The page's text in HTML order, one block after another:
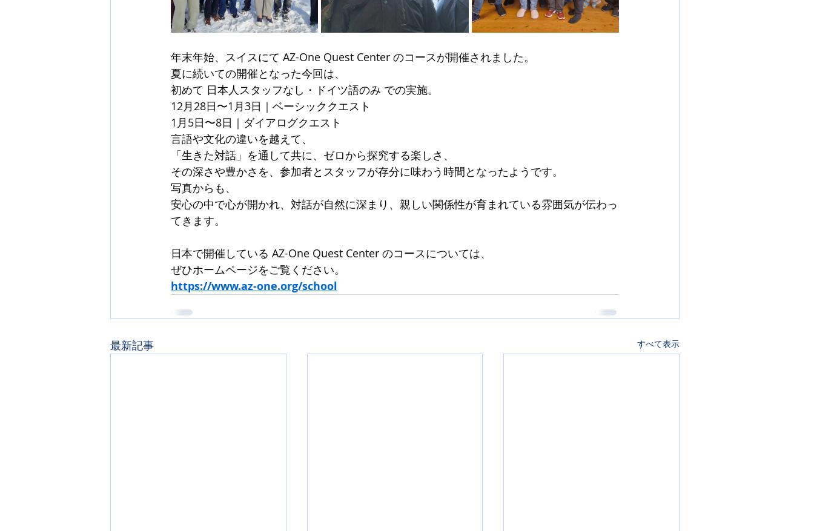
年末年始、スイスにて AZ-One Quest Center のコースが開催されました。
夏に続いての開催となった今回は、
初めて 日本人スタッフなし・ドイツ語のみ での実施。
12月28日〜1月3日｜ベーシッククエスト
1月5日〜8日｜ダイアログクエスト
言語や文化の違いを越えて、
「生きた対話」を通して共に、ゼロから探究する楽しさ、
その深さや豊かさを、参加者とスタッフが存分に味わう時間となったようです。
写真からも、
安心の中で心が開かれ、対話が自然に深まり、親しい関係性が育まれている雰囲気が伝わっ
てきます。
日本で開催している AZ-One Quest Center のコースについては、
ぜひホームページをご覧ください。
https://www.az-one.org/school
最新記事 すべて表示